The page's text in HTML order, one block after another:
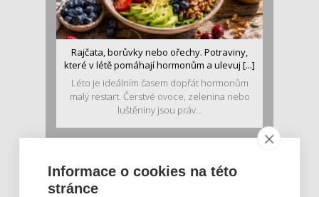
Rajčata, borůvky nebo ořechy. Potraviny,
které v létě pomáhají hormonům a ulevuj [...]
Léto je ideálním časem dopřát hormonům
malý restart. Čerstvé ovoce, zelenina nebo
luštěniny jsou práv...
Informace o cookies na této
stránce